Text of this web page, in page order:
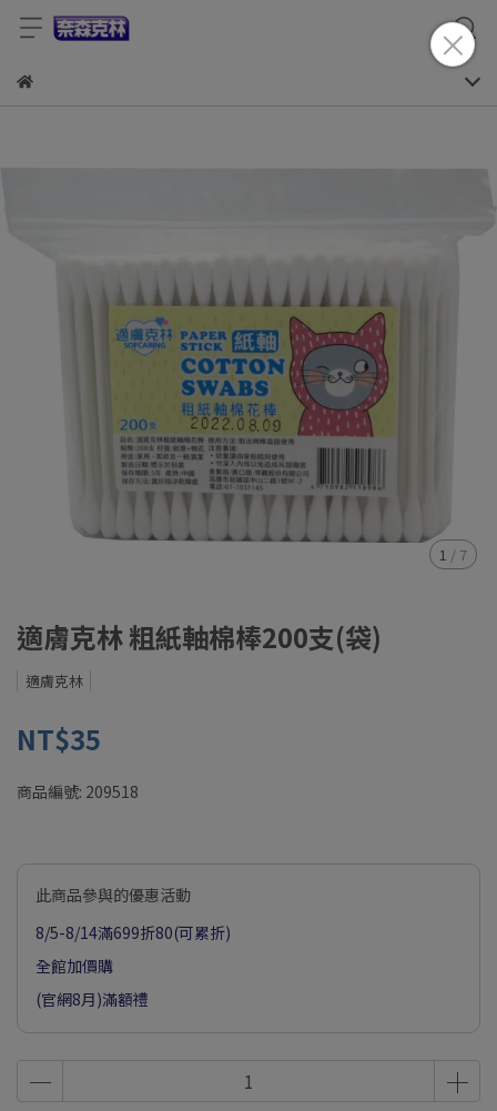
1 / 7
適膚克林 粗紙軸棉棒200支(袋)
適膚克林
NT$35
商品編號: 209518
此商品參與的優惠活動
8/5-8/14滿699折80(可累折)
全館加價購
(官網8月)滿額禮